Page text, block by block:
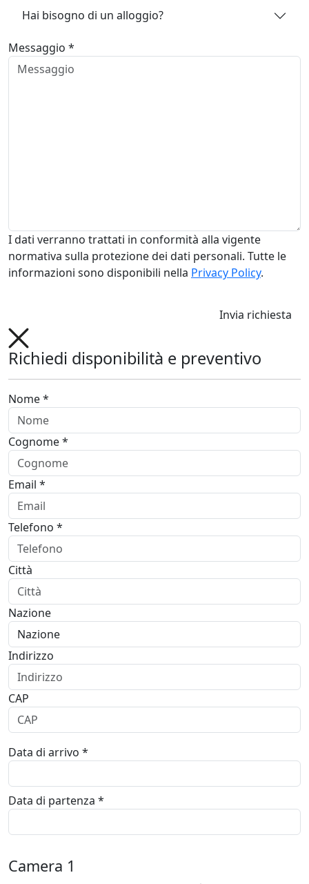
Hai bisogno di un alloggio?
Messaggio *
I dati verranno trattati in conformità alla vigente
normativa sulla protezione dei dati personali. Tutte le
informazioni sono disponibili nella Privacy Policy.
Invia richiesta
Richiedi disponibilità e preventivo
Nome *
Cognome *
Email *
Telefono *
Città
Nazione
Indirizzo
CAP
Data di arrivo *
Data di partenza *
Camera 1